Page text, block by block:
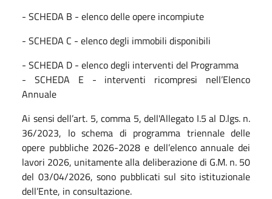
- SCHEDA B - elenco delle opere incompiute
- SCHEDA C - elenco degli immobili disponibili
- SCHEDA D - elenco degli interventi del Programma
- SCHEDA E - interventi ricompresi nell’Elenco
Annuale
Ai sensi dell’art. 5, comma 5, dell'Allegato I.5 al D.lgs. n.
36/2023, lo schema di programma triennale delle
opere pubbliche 2026-2028 e dell’elenco annuale dei
lavori 2026, unitamente alla deliberazione di G.M. n. 50
del 03/04/2026, sono pubblicati sul sito istituzionale
dell’Ente, in consultazione.